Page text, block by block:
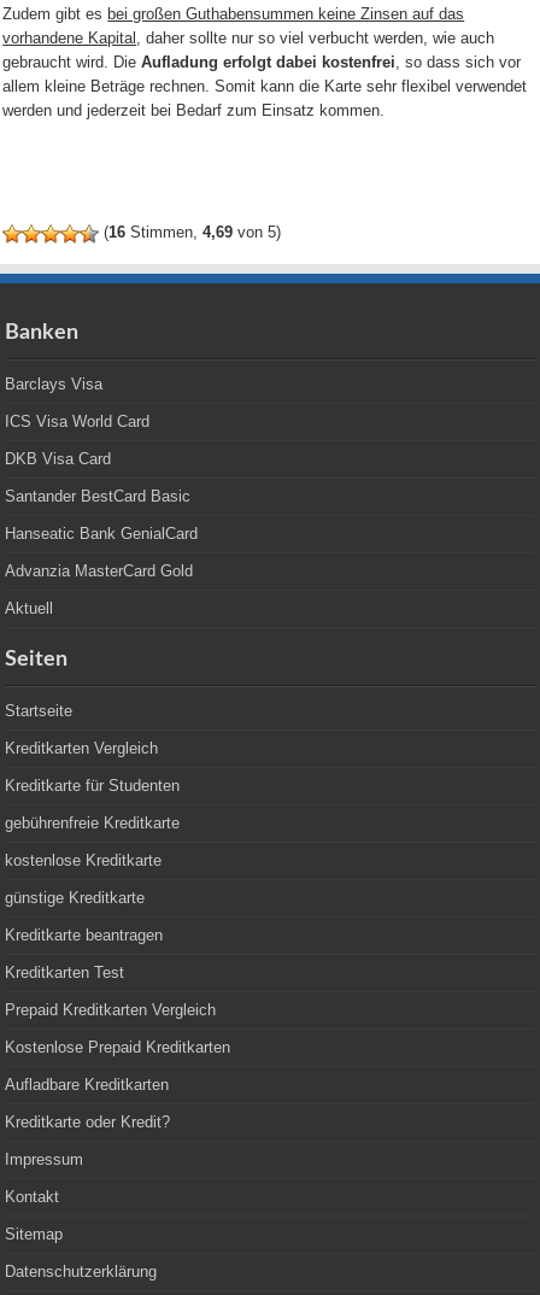
Zudem gibt es bei großen Guthabensummen keine Zinsen auf das
vorhandene Kapital , daher sollte nur so viel verbucht werden, wie auch
gebraucht wird. DieAufladung erfolgt dabei kostenfrei, so dass sich vor
allem kleine Beträge rechnen. Somit kann die Karte sehr flexibel verwendet
werden und jederzeit bei Bedarf zum Einsatz kommen.
(16 Stimmen,4,69 von 5)
Banken
Barclays Visa
ICS Visa World Card
DKB Visa Card
Santander BestCard Basic
Hanseatic Bank GenialCard
Advanzia MasterCard Gold
Aktuell
Seiten
Startseite
Kreditkarten Vergleich
Kreditkarte für Studenten
gebührenfreie Kreditkarte
kostenlose Kreditkarte
günstige Kreditkarte
Kreditkarte beantragen
Kreditkarten Test
Prepaid Kreditkarten Vergleich
Kostenlose Prepaid Kreditkarten
Aufladbare Kreditkarten
Kreditkarte oder Kredit?
Impressum
Kontakt
Sitemap
Datenschutzerklärung